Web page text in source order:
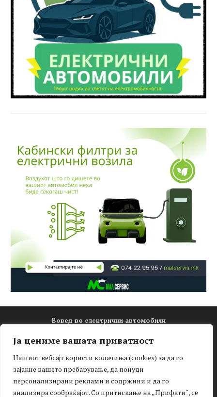
Ја цениме вашата приватност
Нашиот вебсајт користи колачиња (cookies) за да го
зајакне вашето пребарување, да понуди
персонализирани реклами и содржини и да го
анализира сообраќајот. Со притискање на „Прифати“, се
Вовед во електрични автомобили
Новости
Зелена мобилност
Тест-драјв